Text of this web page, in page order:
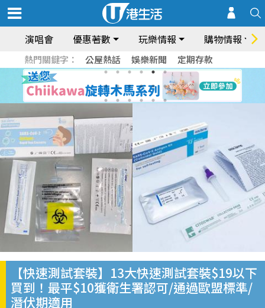
演唱會 優惠著數 玩樂情報 購物情報
熱門關鍵字： 公屋熱話 娛樂新聞 定期存款
【快速測試套裝】13大快速測試套裝$19以下
買到！最平$10獲衛生署認可/通過歐盟標準/
潛伏期適用